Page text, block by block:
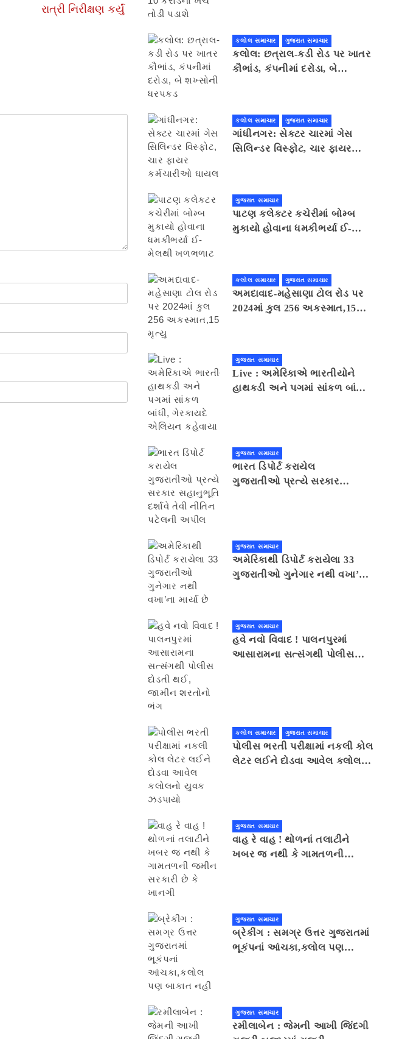
રાત્રી નિરીક્ષણ કર્યું
કલોલ સમાચાર ગુજરાત સમાચાર
કલોલ: છત્રાલ-કડી રોડ પર ખાતર
કૌભાંડ, કંપનીમાં દરોડા, બે
કલોલ સમાચાર ગુજરાત સમાચાર
ગાંધીનગર: સેક્ટર ચારમાં ગેસ
સિલિન્ડર વિસ્ફોટ, ચાર ફાયર
ગુજરાત સમાચાર
પાટણ કલેકટર કચેરીમાં બોમ્બ
મુકાયો હોવાના ધમકીભર્યા ઈ-
કલોલ સમાચાર ગુજરાત સમાચાર
અમદાવાદ-મહેસાણા ટોલ રોડ પર
2024માં કુલ 256 અકસ્માત,15
ગુજરાત સમાચાર
Live : અમેરિકાએ ભારતીયોને
હાથકડી અને પગમાં સાંકળ બાંધી,
ગુજરાત સમાચાર
ભારત ડિપોર્ટ કરાયેલ
ગુજરાતીઓ પ્રત્યે સરકાર
ગુજરાત સમાચાર
અમેરિકાથી ડિપોર્ટ કરાયેલા 33
ગુજરાતીઓ ગુનેગાર નથી વખા’ના
ગુજરાત સમાચાર
હવે નવો વિવાદ ! પાલનપુરમાં
આસારામના સત્સંગથી પોલીસ
કલોલ સમાચાર ગુજરાત સમાચાર
પોલીસ ભરતી પરીક્ષામાં નકલી કોલ
લેટર લઈને દોડવા આવેલ કલોલનો
ગુજરાત સમાચાર
વાહ રે વાહ ! થોળનાં તલાટીને
ખબર જ નથી કે ગામતળની
ગુજરાત સમાચાર
બ્રેકીંગ : સમગ્ર ઉત્તર ગુજરાતમાં
ભૂકંપનાં આંચકા,કલોલ પણ
ગુજરાત સમાચાર
રમીલાબેન : જેમની આખી જિંદગી